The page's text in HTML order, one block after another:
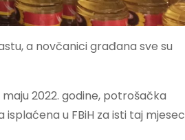
a novčanici građana sve su
2022. godine, potrošačka
isplaćena u FBiH za isti taj mjesec